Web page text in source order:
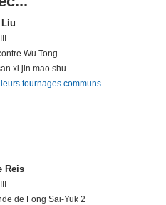
Wu Tong
xi jin mao shu
tournages communs
Reis
de Fong Sai-Yuk 2